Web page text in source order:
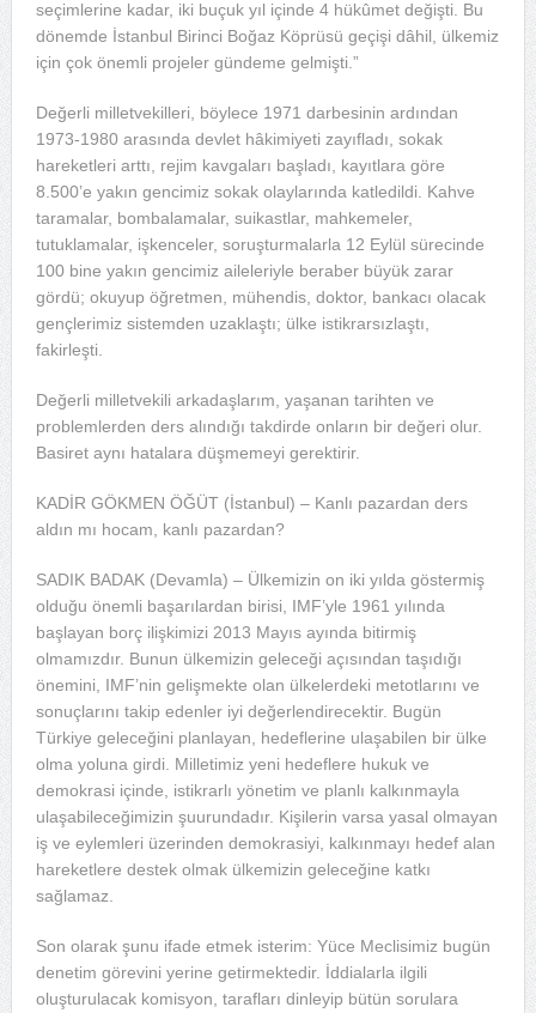
seçimlerine kadar, iki buçuk yıl içinde 4 hükûmet değişti. Bu
dönemde İstanbul Birinci Boğaz Köprüsü geçişi dâhil, ülkemiz
için çok önemli projeler gündeme gelmişti.”
Değerli milletvekilleri, böylece 1971 darbesinin ardından
1973-1980 arasında devlet hâkimiyeti zayıfladı, sokak
hareketleri arttı, rejim kavgaları başladı, kayıtlara göre
8.500’e yakın gencimiz sokak olaylarında katledildi. Kahve
taramalar, bombalamalar, suikastlar, mahkemeler,
tutuklamalar, işkenceler, soruşturmalarla 12 Eylül sürecinde
100 bine yakın gencimiz aileleriyle beraber büyük zarar
gördü; okuyup öğretmen, mühendis, doktor, bankacı olacak
gençlerimiz sistemden uzaklaştı; ülke istikrarsızlaştı,
fakirleşti.
Değerli milletvekili arkadaşlarım, yaşanan tarihten ve
problemlerden ders alındığı takdirde onların bir değeri olur.
Basiret aynı hatalara düşmemeyi gerektirir.
KADİR GÖKMEN ÖĞÜT (İstanbul) – Kanlı pazardan ders
aldın mı hocam, kanlı pazardan?
SADIK BADAK (Devamla) – Ülkemizin on iki yılda göstermiş
olduğu önemli başarılardan birisi, IMF’yle 1961 yılında
başlayan borç ilişkimizi 2013 Mayıs ayında bitirmiş
olmamızdır. Bunun ülkemizin geleceği açısından taşıdığı
önemini, IMF’nin gelişmekte olan ülkelerdeki metotlarını ve
sonuçlarını takip edenler iyi değerlendirecektir. Bugün
Türkiye geleceğini planlayan, hedeflerine ulaşabilen bir ülke
olma yoluna girdi. Milletimiz yeni hedeflere hukuk ve
demokrasi içinde, istikrarlı yönetim ve planlı kalkınmayla
ulaşabileceğimizin şuurundadır. Kişilerin varsa yasal olmayan
iş ve eylemleri üzerinden demokrasiyi, kalkınmayı hedef alan
hareketlere destek olmak ülkemizin geleceğine katkı
sağlamaz.
Son olarak şunu ifade etmek isterim: Yüce Meclisimiz bugün
denetim görevini yerine getirmektedir. İddialarla ilgili
oluşturulacak komisyon, tarafları dinleyip bütün sorulara